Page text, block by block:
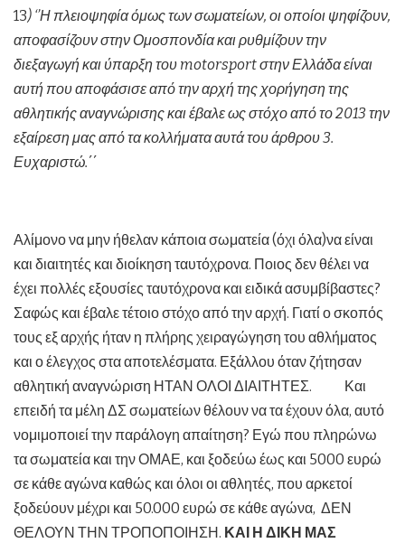
13) ‘’Η πλειοψηφία όμως των σωματείων, οι οποίοι ψηφίζουν,
αποφασίζουν στην Ομοσπονδία και ρυθμίζουν την
διεξαγωγή και ύπαρξη του motorsportστην Ελλάδα είναι
αυτή που αποφάσισε από την αρχή της χορήγηση της
αθλητικής αναγνώρισης και έβαλε ως στόχο από το 2013 την
εξαίρεση μας από τα κολλήματα αυτά του άρθρου 3.
Ευχαριστώ.΄΄
Αλίμονο να μην ήθελαν κάποια σωματεία (όχι όλα)να είναι
και διαιτητές και διοίκηση ταυτόχρονα. Ποιος δεν θέλει να
έχει πολλές εξουσίες ταυτόχρονα και ειδικά ασυμβίβαστες?
Σαφώς και έβαλε τέτοιο στόχο από την αρχή. Γιατί ο σκοπός
τους εξ αρχής ήταν η πλήρης χειραγώγηση του αθλήματος
και ο έλεγχος στα αποτελέσματα. Εξάλλου όταν ζήτησαν
αθλητική αναγνώριση ΗΤΑΝ ΟΛΟΙ ΔΙΑΙΤΗΤΕΣ. Και
επειδή τα μέλη ΔΣ σωματείων θέλουν να τα έχουν όλα, αυτό
νομιμοποιεί την παράλογη απαίτηση? Εγώ που πληρώνω
τα σωματεία και την ΟΜΑΕ, και ξοδεύω έως και 5000 ευρώ
σε κάθε αγώνα καθώς και όλοι οι αθλητές, που αρκετοί
ξοδεύουν μέχρι και 50.000 ευρώ σε κάθε αγώνα, ΔΕΝ
ΘΕΛΟΥΝ ΤΗΝ ΤΡΟΠΟΠΟΙΗΣΗ. ΚΑΙ Η ΔΙΚΗ ΜΑΣ